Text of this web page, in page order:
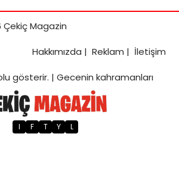
Magazin
Hakkımızda | Reklam | İletişim
gösterir. | Gecenin kahramanları
I F T Y L